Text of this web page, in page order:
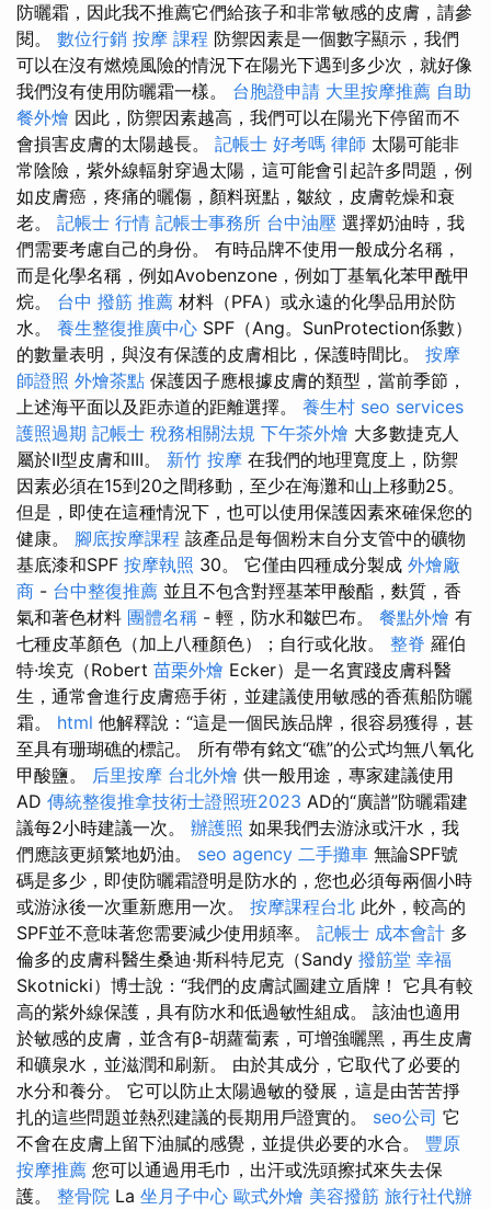
防曬霜，因此我不推薦它們給孩子和非常敏感的皮膚，請參
閱。 數位行銷 按摩 課程 防禦因素是一個數字顯示，我們
可以在沒有燃燒風險的情況下在陽光下遇到多少次，就好像
我們沒有使用防曬霜一樣。 台胞證申請 大里按摩推薦 自助
餐外燴 因此，防禦因素越高，我們可以在陽光下停留而不
會損害皮膚的太陽越長。 記帳士 好考嗎 律師 太陽可能非
常陰險，紫外線輻射穿過太陽，這可能會引起許多問題，例
如皮膚癌，疼痛的曬傷，顏料斑點，皺紋，皮膚乾燥和衰
老。 記帳士 行情 記帳士事務所 台中油壓 選擇奶油時，我
們需要考慮自己的身份。 有時品牌不使用一般成分名稱，
而是化學名稱，例如Avobenzone，例如丁基氧化苯甲酰甲
烷。 台中 撥筋 推薦 材料（PFA）或永遠的化學品用於防
水。 養生整復推廣中心 SPF（Ang。SunProtection係數）
的數量表明，與沒有保護的皮膚相比，保護時間比。 按摩
師證照 外燴茶點 保護因子應根據皮膚的類型，當前季節，
上述海平面以及距赤道的距離選擇。 養生村 seo services
護照過期 記帳士 稅務相關法規 下午茶外燴 大多數捷克人
屬於II型皮膚和III。 新竹 按摩 在我們的地理寬度上，防禦
因素必須在15到20之間移動，至少在海灘和山上移動25。
但是，即使在這種情況下，也可以使用保護因素來確保您的
健康。 腳底按摩課程 該產品是每個粉末自分支管中的礦物
基底漆和SPF 按摩執照 30。 它僅由四種成分製成 外燴廠
商 - 台中整復推薦 並且不包含對羥基苯甲酸酯，麩質，香
氣和著色材料 團體名稱 - 輕，防水和皺巴布。 餐點外燴 有
七種皮革顏色（加上八種顏色）；自行或化妝。 整脊 羅伯
特·埃克（Robert 苗栗外燴 Ecker）是一名實踐皮膚科醫
生，通常會進行皮膚癌手術，並建議使用敏感的香蕉船防曬
霜。 html 他解釋說：“這是一個民族品牌，很容易獲得，甚
至具有珊瑚礁的標記。 所有帶有銘文“礁”的公式均無八氧化
甲酸鹽。 后里按摩 台北外燴 供一般用途，專家建議使用
AD 傳統整復推拿技術士證照班2023 AD的“廣譜”防曬霜建
議每2小時建議一次。 辦護照 如果我們去游泳或汗水，我
們應該更頻繁地奶油。 seo agency 二手攤車 無論SPF號
碼是多少，即使防曬霜證明是防水的，您也必須每兩個小時
或游泳後一次重新應用一次。 按摩課程台北 此外，較高的
SPF並不意味著您需要減少使用頻率。 記帳士 成本會計 多
倫多的皮膚科醫生桑迪·斯科特尼克（Sandy 撥筋堂 幸福
Skotnicki）博士說：“我們的皮膚試圖建立盾牌！ 它具有較
高的紫外線保護，具有防水和低過敏性組成。 該油也適用
於敏感的皮膚，並含有β-胡蘿蔔素，可增強曬黑，再生皮膚
和礦泉水，並滋潤和刷新。 由於其成分，它取代了必要的
水分和養分。 它可以防止太陽過敏的發展，這是由苦苦掙
扎的這些問題並熱烈建議的長期用戶證實的。 seo公司 它
不會在皮膚上留下油膩的感覺，並提供必要的水合。 豐原
按摩推薦 您可以通過用毛巾，出汗或洗頭擦拭來失去保
護。 整骨院 La 坐月子中心 歐式外燴 美容撥筋 旅行社代辦